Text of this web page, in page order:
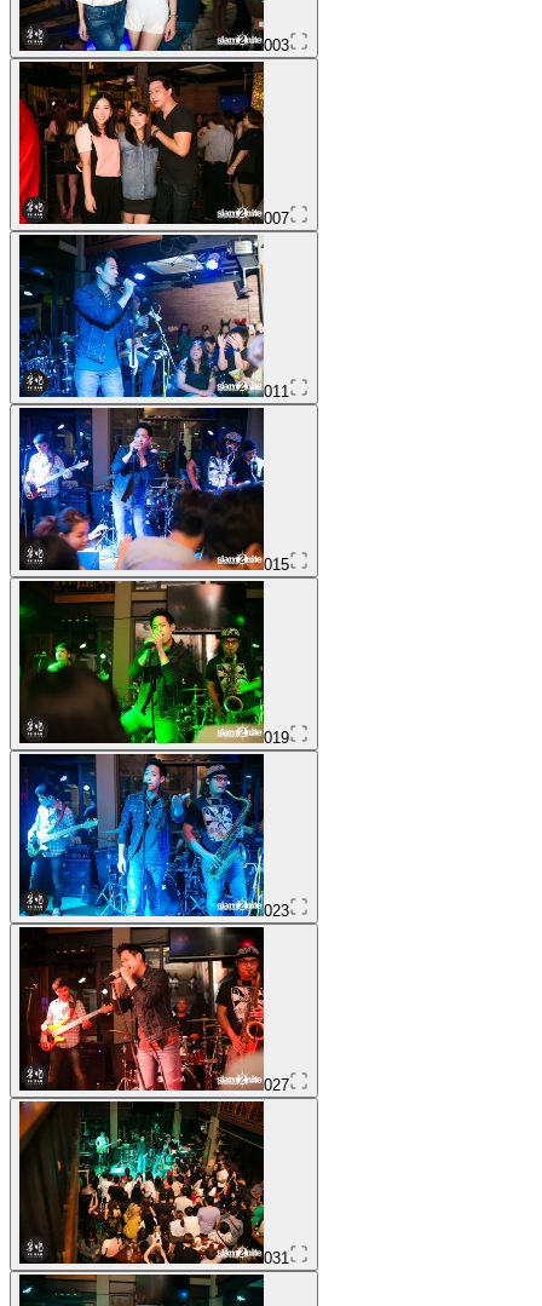
003
007
011
015
019
023
027
031